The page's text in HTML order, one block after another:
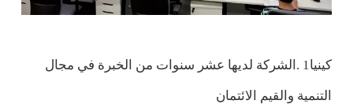
كينيا‎ 1.الشركة لديها عشر سنوات من الخبرة في مجال
التنمية والقيم الائتمان